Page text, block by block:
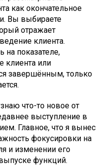
как окончательное
Вы выбираете
отражает
клиента.
на показателе,
клиента или
завершённым, только
что-то новое от
выступление в
Главное, что я вынес
фокусировки на
и изменении его
функций.